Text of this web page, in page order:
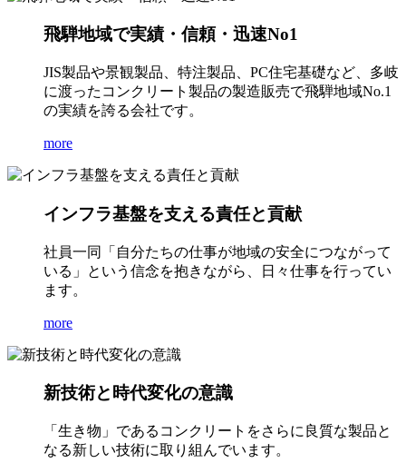
飛騨地域で実績・信頼・迅速No1
JIS製品や景観製品、特注製品、PC住宅基礎など、多岐
に渡ったコンクリート製品の製造販売で飛騨地域No.1
の実績を誇る会社です。
more
インフラ基盤を支える責任と貢献
社員一同「自分たちの仕事が地域の安全につながって
いる」という信念を抱きながら、日々仕事を行ってい
ます。
more
新技術と時代変化の意識
「生き物」であるコンクリートをさらに良質な製品と
なる新しい技術に取り組んでいます。